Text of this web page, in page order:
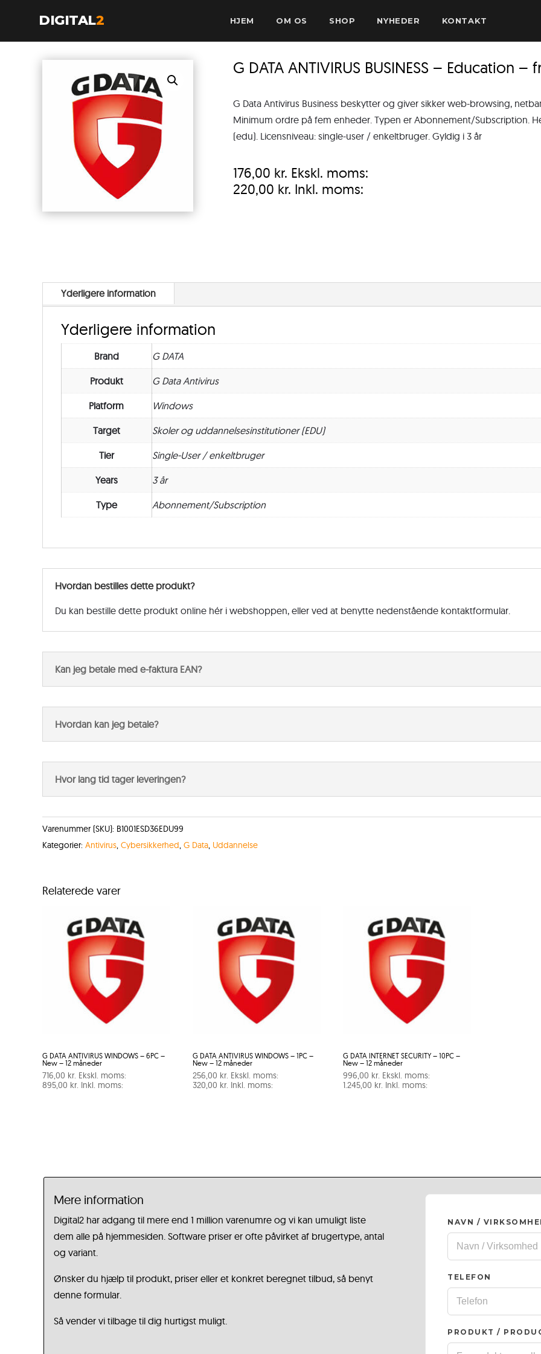
DIGITAL2 HJEM OM OS SHOP NYHEDER KONTAKT
G DATA ANTIVIRUS BUSINESS – Education
G Data Antivirus Business beskytter og giver sikker web-browsing,
Minimum ordre på fem enheder. Typen er Abonnement/Subscription.
(edu). Licensniveau: single-user / enkeltbruger. Gyldig i 3 år
176,00 kr. Ekskl. moms:
220,00 kr. Inkl. moms:
Yderligere information
Yderligere information
Brand G DATA
Produkt G Data Antivirus
Platform Windows
Target Skoler og uddannelsesinstitutioner (EDU)
Tier Single-User / enkeltbruger
Years 3 år
Type Abonnement/Subscription
Hvordan bestilles dette produkt?
Du kan bestille dette produkt online hér i webshoppen, eller ved at benytte nedenstående kontaktformular.
Kan jeg betale med e-faktura EAN?
Hvordan kan jeg betale?
Hvor lang tid tager leveringen?
Varenummer (SKU): B1001ESD36EDU99
Kategorier: Antivirus, Cybersikkerhed, G Data, Uddannelse
Relaterede varer
G DATA ANTIVIRUS WINDOWS – 6PC –
New – 12 måneder
716,00 kr. Ekskl. moms:
895,00 kr. Inkl. moms:
G DATA ANTIVIRUS WINDOWS – 1PC –
New – 12 måneder
256,00 kr. Ekskl. moms:
320,00 kr. Inkl. moms:
G DATA INTERNET SECURITY – 10PC –
New – 12 måneder
996,00 kr. Ekskl. moms:
1.245,00 kr. Inkl. moms:
Mere information
Digital2 har adgang til mere end 1 million varenumre og vi kan umuligt liste
dem alle på hjemmesiden. Software priser er ofte påvirket af brugertype, antal
og variant.
Ønsker du hjælp til produkt, priser eller et konkret beregnet tilbud, så benyt
denne formular.
Så vender vi tilbage til dig hurtigst muligt.
NAVN /
TELEFON
PRODUKT /